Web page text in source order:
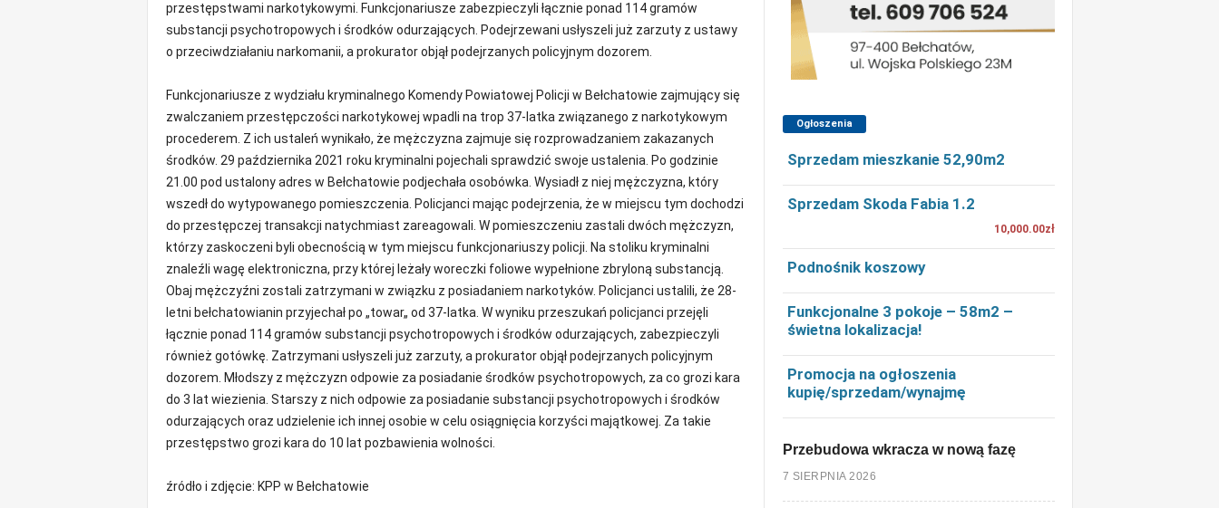
przestępstwami narkotykowymi. Funkcjonariusze zabezpieczyli łącznie ponad 114 gramów
substancji psychotropowych i środków odurzających. Podejrzewani usłyszeli już zarzuty z ustawy
o przeciwdziałaniu narkomanii, a prokurator objął podejrzanych policyjnym dozorem.
Funkcjonariusze z wydziału kryminalnego Komendy Powiatowej Policji w Bełchatowie zajmujący się
zwalczaniem przestępczości narkotykowej wpadli na trop 37-latka związanego z narkotykowym
procederem. Z ich ustaleń wynikało, że mężczyzna zajmuje się rozprowadzaniem zakazanych
środków. 29 października 2021 roku kryminalni pojechali sprawdzić swoje ustalenia. Po godzinie
21.00 pod ustalony adres w Bełchatowie podjechała osobówka. Wysiadł z niej mężczyzna, który
wszedł do wytypowanego pomieszczenia. Policjanci mając podejrzenia, że w miejscu tym dochodzi
do przestępczej transakcji natychmiast zareagowali. W pomieszczeniu zastali dwóch mężczyzn,
którzy zaskoczeni byli obecnością w tym miejscu funkcjonariuszy policji. Na stoliku kryminalni
znaleźli wagę elektroniczna, przy której leżały woreczki foliowe wypełnione zbryloną substancją.
Obaj mężczyźni zostali zatrzymani w związku z posiadaniem narkotyków. Policjanci ustalili, że 28-
letni bełchatowianin przyjechał po „towar„ od 37-latka. W wyniku przeszukań policjanci przejęli
łącznie ponad 114 gramów substancji psychotropowych i środków odurzających, zabezpieczyli
również gotówkę. Zatrzymani usłyszeli już zarzuty, a prokurator objął podejrzanych policyjnym
dozorem. Młodszy z mężczyzn odpowie za posiadanie środków psychotropowych, za co grozi kara
do 3 lat wiezienia. Starszy z nich odpowie za posiadanie substancji psychotropowych i środków
odurzających oraz udzielenie ich innej osobie w celu osiągnięcia korzyści majątkowej. Za takie
przestępstwo grozi kara do 10 lat pozbawienia wolności.
źródło i zdjęcie: KPP w Bełchatowie
Ogłoszenia
Sprzedam mieszkanie 52,90m2
Sprzedam Skoda Fabia 1.2
10,000.00zł
Podnośnik koszowy
Funkcjonalne 3 pokoje – 58m2 –
świetna lokalizacja!
Promocja na ogłoszenia
kupię/sprzedam/wynajmę
Przebudowa wkracza w nową fazę
7 SIERPNIA 2026